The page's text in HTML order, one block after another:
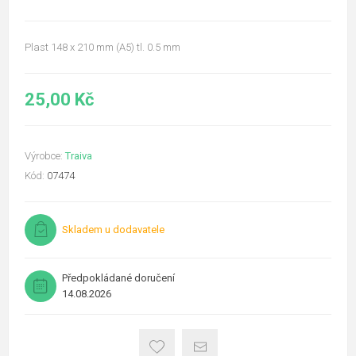
Plast 148 x 210 mm (A5) tl. 0.5 mm
25,00 Kč
Výrobce: Traiva
Kód: 07474
Skladem u dodavatele
Předpokládané doručení
14.08.2026